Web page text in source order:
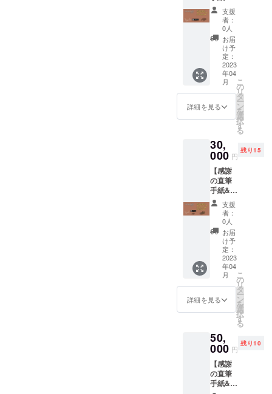
す。
ロをリ
ターン
とさせ
ていた
だきま
す。 ※
お届け
先情報
の入力
をお願
いいた
だいき
ました
住所に
お送り
しま
す。 ス
テッ
カーサ
イズは
「W14c
m×H7c
m」と
なりま
す。
リジナ
ルス
テッ
カー&焚
き付け
用の薪
５キ
ロ】 感
謝の気
持ちを
込めた
直筆の
手紙、
ナルス
テッ
カー、
焚き付
け用の
薪５キ
ロをリ
ターン
とさせ
ていた
だきま
す。 ※
お届け
先情報
の入力
をお願
いいた
だいき
ました
住所に
お送り
しま
す。 ス
支援
者：
0人
お届
け予
定：
2023
年04
月
詳細を見る
こ
の
リ
タ
ー
ン
を
選
択
す
る
30,
000 円
残り15
【感謝
の直筆
手紙&オ
リジナ
ルス
テッ
カー&焚
き付け
用の薪
５キロ&
広葉樹
５キ
ロ】 感
謝の気
持ちを
込めた
手紙、
オリジ
ナルス
テッ
カー、
焚き付
支援
者：
0人
お届
け予
定：
2023
年04
月
詳細を見る
こ
の
リ
タ
ー
ン
を
選
択
す
る
50,
000 円
残り10
【感謝
の直筆
手紙&オ